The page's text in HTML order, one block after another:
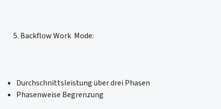
5. Backflow Work Mode:
Durchschnittsleistung über drei Phasen
Phasenweise Begrenzung